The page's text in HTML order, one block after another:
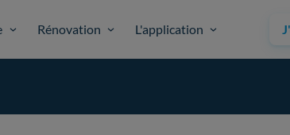
Rénovation L'application